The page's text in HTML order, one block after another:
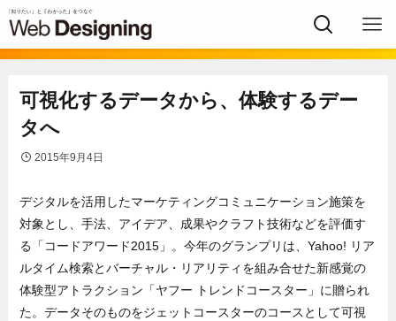
可視化するデータから、体験するデー
タへ
2015年9月4日
デジタルを活用したマーケティングコミュニケーション施策を
対象とし、手法、アイデア、成果やクラフト技術などを評価す
る「コードアワード2015」。今年のグランプリは、Yahoo! リア
ルタイム検索とバーチャル・リアリティを組み合せた新感覚の
体験型アトラクション「ヤフー トレンドコースター」に贈られ
た。データそのものをジェットコースターのコースとして可視